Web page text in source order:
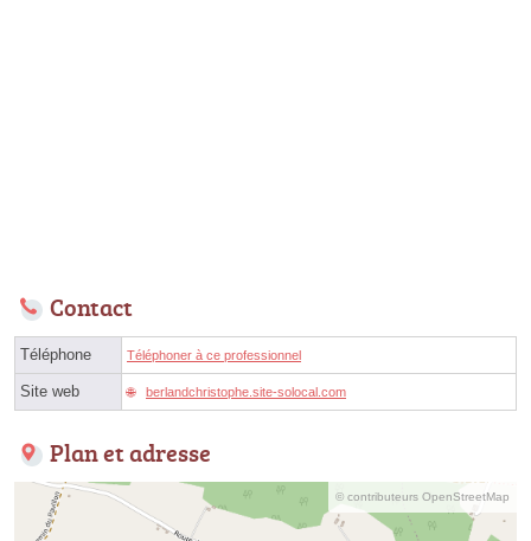
Contact
Téléphone Téléphoner à ce professionnel
Site web berlandchristophe.site-solocal.com
Plan et adresse
© contributeurs OpenStreetMap